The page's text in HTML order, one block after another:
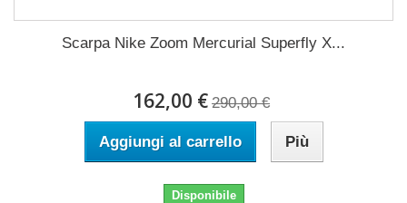
Scarpa Nike Zoom Mercurial Superfly X...
162,00 € 290,00 €
Aggiungi al carrello Più
Disponibile